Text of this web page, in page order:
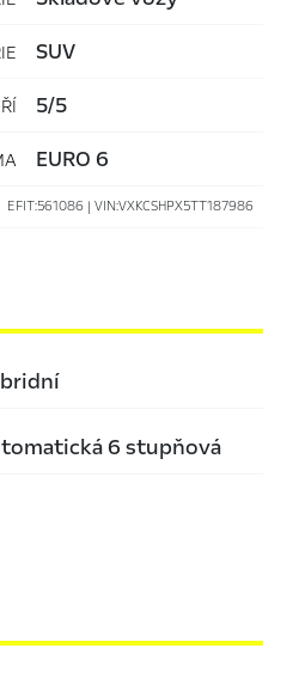
SUV
5/5
EURO 6
EFIT:561086 | VIN:VXKCSHPX5TT187986
6 stupňová